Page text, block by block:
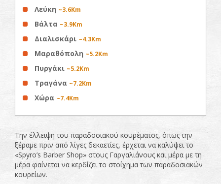
Λεύκη ~3.6Km
Βάλτα ~3.9Km
Διαλισκάρι ~4.3Km
Μαραθόπολη ~5.2Km
Πυργάκι ~5.2Km
Τραγάνα ~7.2Km
Χώρα ~7.4Km
Την έλλειψη του παραδοσιακού κουρέματος, όπως την
ξέραμε πριν από λίγες δεκαετίες, έρχεται να καλύψει το
«Spyro’s Barber Shop» στους Γαργαλιάνους και μέρα με τη
μέρα φαίνεται να κερδίζει το στοίχημα των παραδοσιακών
κουρείων.